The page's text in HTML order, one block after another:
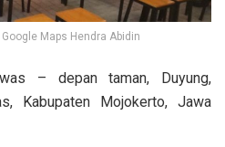
Google Maps Hendra Abidin
– depan taman, Duyung,
Kabupaten Mojokerto, Jawa